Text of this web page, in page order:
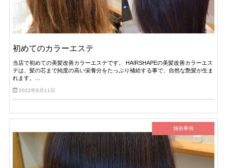
初めてのカラーエステ
当店で初めての美髪改善カラーエステです。 HAIRSHAPEの美髪改善カラーエス
テは、髪の芯まで純度の高い栄養分をたっぷり補給する事で、自然な艶髪が生ま
れます。…
2022年6月11日
施術事例